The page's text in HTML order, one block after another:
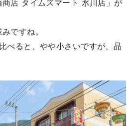
ですね。
べると、やや小さいですが、品